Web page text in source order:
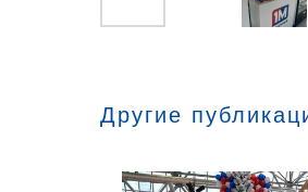
Другие